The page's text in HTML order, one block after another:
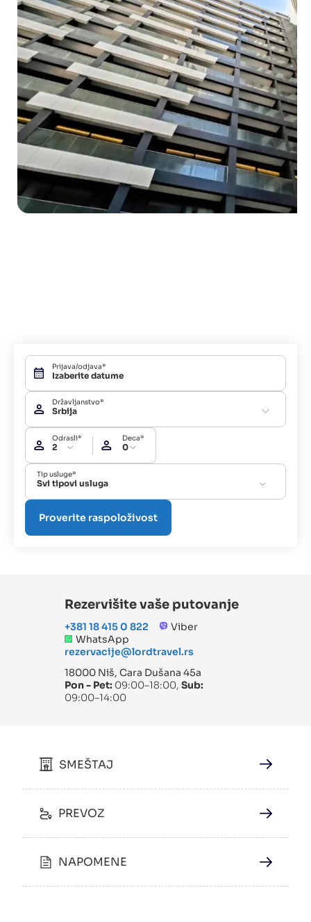
Prijava/odjava*
Državljanstvo*
Srbija
Odrasli*
2
Deca*
0
Tip usluge*
Svi tipovi usluga
Rezervišite vaše putovanje
+381 18 415 0 822
Viber
WhatsApp
rezervacije@lordtravel.rs
18000 Niš, Cara Dušana 45a
Pon - Pet: 09:00–18:00, Sub:
09:00–14:00
SMEŠTAJ
PREVOZ
NAPOMENE